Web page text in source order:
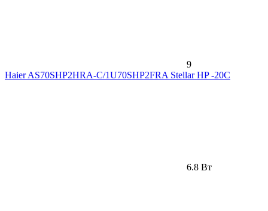
9
Haier AS70SHP2HRA-C/1U70SHP2FRA Stellar HP -20С
6.8 Вт